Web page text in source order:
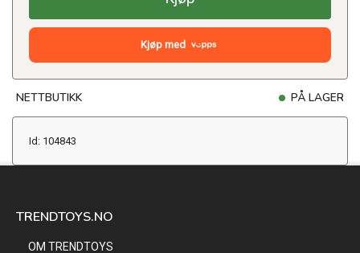
Kjøp med
NETTBUTIKK PÅ LAGER
Id: 104843
TRENDTOYS.NO
OM TRENDTOYS